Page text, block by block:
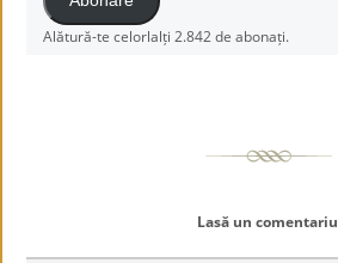
Alătură-te celorlalți 2.842 de abonați.
Lasă un comentariu